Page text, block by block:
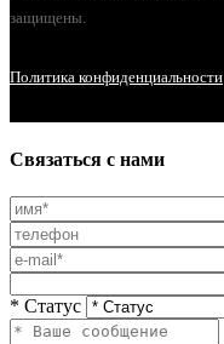
защищены.
Политика конфиденциальности
Связаться с нами
* Статус